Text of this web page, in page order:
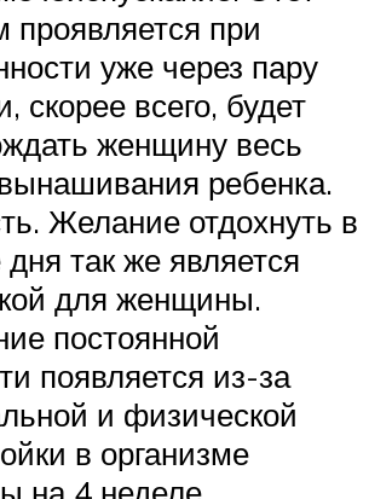
проявляется при
уже через пару
скорее всего, будет
женщину весь
ребенка.
Желание отдохнуть в
так же является
для женщины.
постоянной
появляется из-за
и физической
в организме